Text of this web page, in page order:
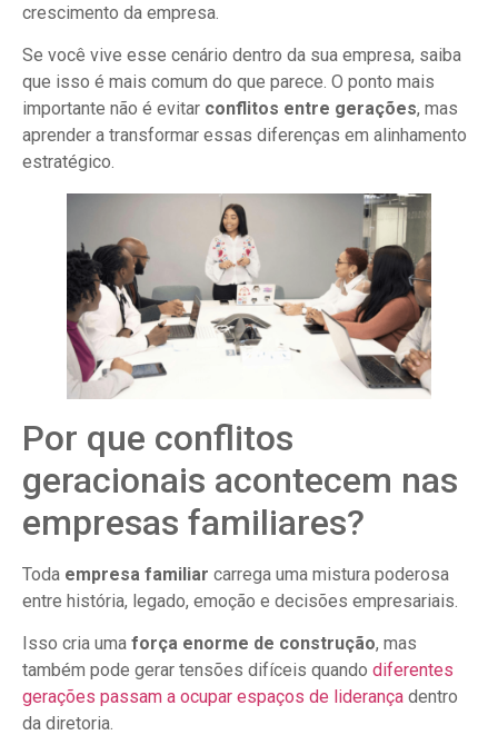
crescimento da empresa.
Se você vive esse cenário dentro da sua empresa, saiba
que isso é mais comum do que parece. O ponto mais
importante não é evitar conflitos entre gerações, mas
aprender a transformar essas diferenças em alinhamento
estratégico.
Por que conflitos
geracionais acontecem nas
empresas familiares?
Toda empresa familiar carrega uma mistura poderosa
entre história, legado, emoção e decisões empresariais.
Isso cria uma força enorme de construção, mas
também pode gerar tensões difíceis quando diferentes
gerações passam a ocupar espaços de liderança dentro
da diretoria.